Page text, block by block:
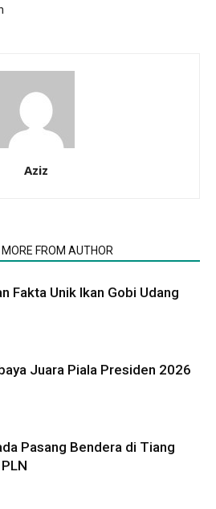
Aziz
MORE FROM AUTHOR
Fakta Unik Ikan Gobi Udang
Juara Piala Presiden 2026
Pasang Bendera di Tiang